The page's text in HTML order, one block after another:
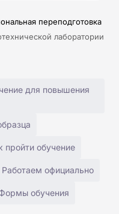
переподготовка
лаборатории
для повышения
пройти обучение
Работаем официально
обучения